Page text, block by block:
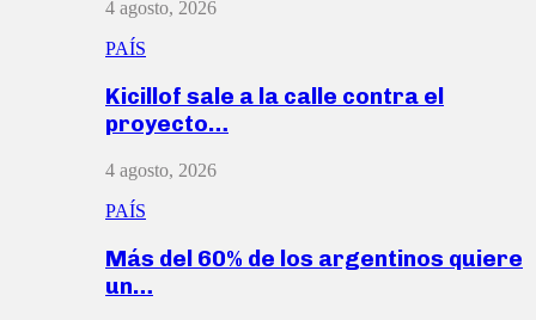
4 agosto, 2026
PAÍS
Kicillof sale a la calle contra el
proyecto…
4 agosto, 2026
PAÍS
Más del 60% de los argentinos quiere
un…